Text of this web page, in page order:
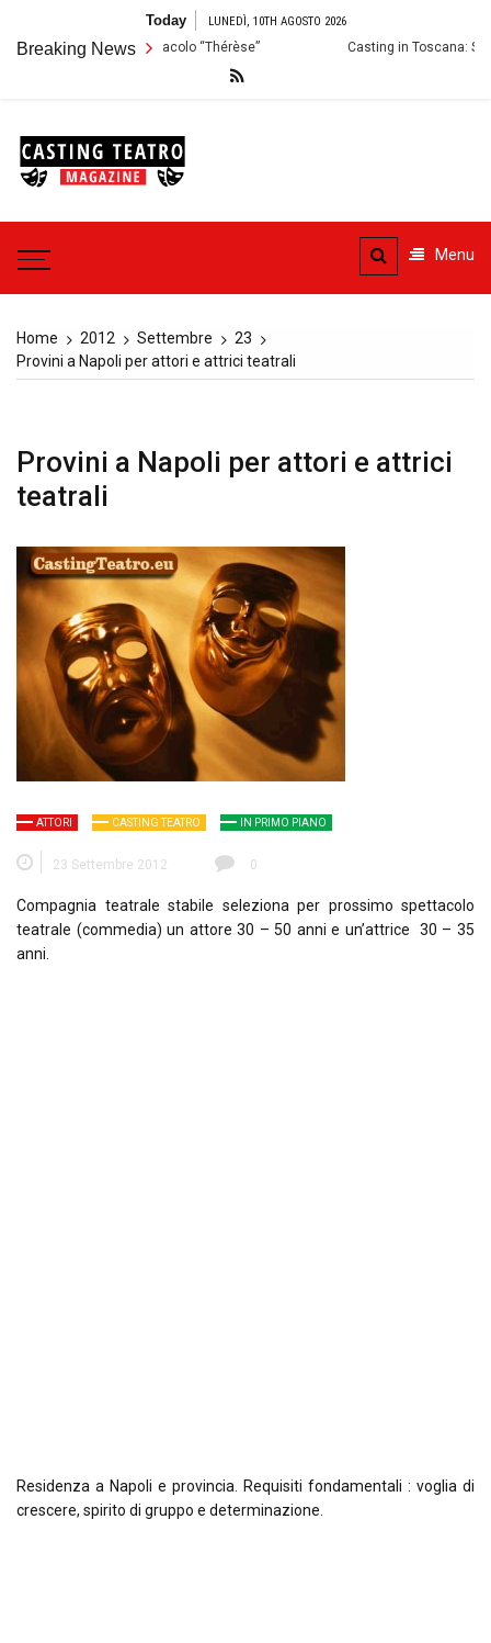
content
Today LUNEDÌ, 10TH AGOSTO 2026
Breaking News
per lo Spettacolo “Thérèse” Casting in Toscana: Si
teatrali
Menu
Home 2012 Settembre
23
Provini a Napoli per attori e attrici teatrali
Provini a Napoli per attori e attrici
teatrali
ATTORI CASTING TEATRO IN PRIMO PIANO
23 Settembre 2012 0
Compagnia teatrale stabile seleziona per prossimo spettacolo
teatrale (commedia) un attore 30 – 50 anni e un’attrice 30 – 35
anni.
Residenza a Napoli e provincia. Requisiti fondamentali : voglia di
crescere, spirito di gruppo e determinazione.